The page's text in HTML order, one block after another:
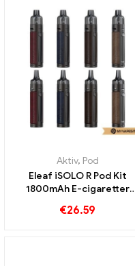
Aktiv, Pod
Eleaf iSOLO R Pod Kit
1800mAh E-cigaretter
€26.59